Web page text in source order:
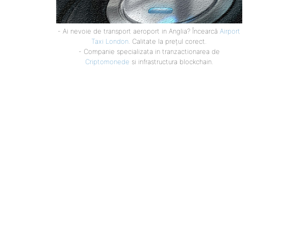
- Ai nevoie de transport aeroport in Anglia? Încearcă Airport
Taxi London . Calitate la prețul corect.
- Companie specializata in tranzactionarea de
Criptomonede si infrastructura blockchain.